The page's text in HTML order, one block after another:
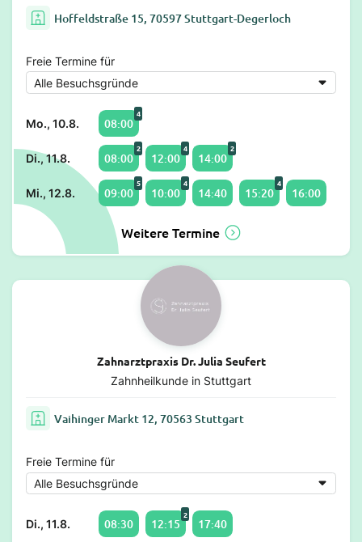
Hoffeldstraße 15, 70597 Stuttgart-Degerloch
Freie Termine für
Mo., 10.8. 08:00
4
Di., 11.8. 08:00
2
12:00
4
14:00
2
Mi., 12.8. 09:00
5
10:00
4
14:40 15:20
4
16:00
Weitere Termine
Zahnarztpraxis Dr. Julia Seufert
Zahnheilkunde in Stuttgart
Vaihinger Markt 12, 70563 Stuttgart
Freie Termine für
Di., 11.8. 08:30 12:15
2
17:40